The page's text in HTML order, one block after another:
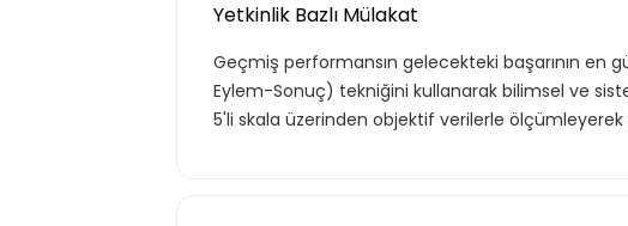
Yetkinlik Bazlı Mülakat
Geçmiş performansın gelecekteki başarının en
Eylem-Sonuç) tekniğini kullanarak bilimsel ve
5'li skala üzerinden objektif verilerle